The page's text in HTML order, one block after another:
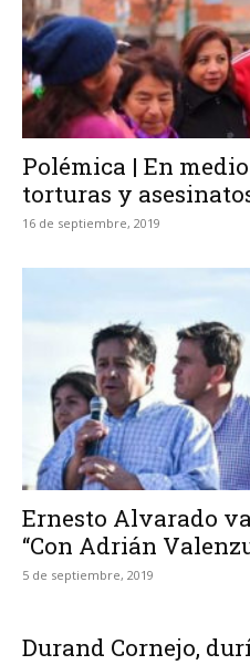
Polémica | En
torturas y
16 de septiembre, 2019
Ernesto Alvarado
“Con Adrián
5 de septiembre, 2019
Durand Cornejo,